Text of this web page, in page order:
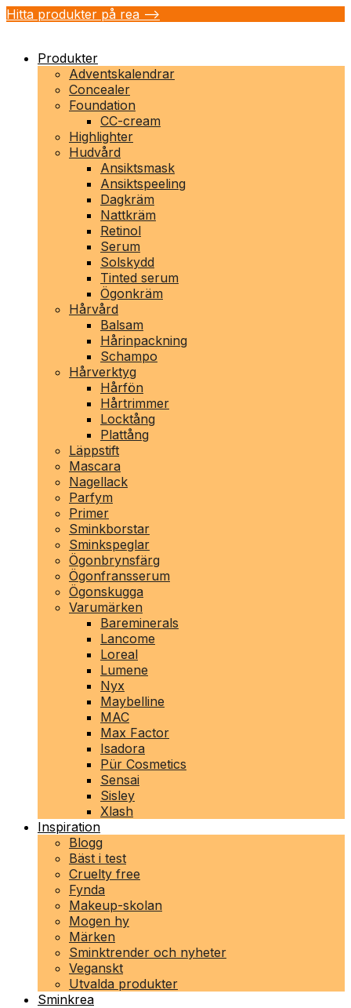
Hitta produkter på rea -->
Produkter
Adventskalendrar
Concealer
Foundation
CC-cream
Highlighter
Hudvård
Ansiktsmask
Ansiktspeeling
Dagkräm
Nattkräm
Retinol
Serum
Solskydd
Tinted serum
Ögonkräm
Hårvård
Balsam
Hårinpackning
Schampo
Hårverktyg
Hårfön
Hårtrimmer
Locktång
Plattång
Läppstift
Mascara
Nagellack
Parfym
Primer
Sminkborstar
Sminkspeglar
Ögonbrynsfärg
Ögonfransserum
Ögonskugga
Varumärken
Bareminerals
Lancome
Loreal
Lumene
Nyx
Maybelline
MAC
Max Factor
Isadora
Pür Cosmetics
Sensai
Sisley
Xlash
Inspiration
Blogg
Bäst i test
Cruelty free
Fynda
Makeup-skolan
Mogen hy
Märken
Sminktrender och nyheter
Veganskt
Utvalda produkter
Sminkrea